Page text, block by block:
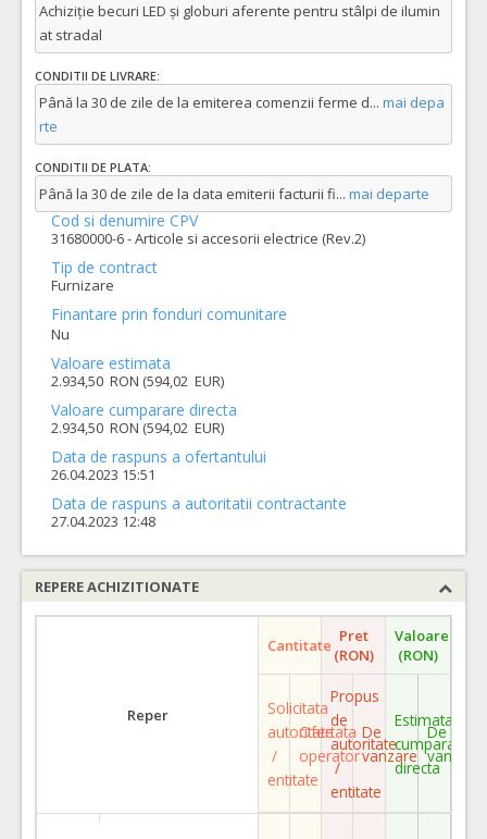
Achiziție becuri LED și globuri aferente pentru stâlpi de ilumin
at stradal
CONDITII DE LIVRARE:
Până la 30 de zile de la emiterea comenzii ferme d... mai depa
rte
CONDITII DE PLATA:
Până la 30 de zile de la data emiterii facturii fi... mai departe
Cod si denumire CPV
31680000-6 - Articole si accesorii electrice (Rev.2)
Tip de contract
Furnizare
Finantare prin fonduri comunitare
Nu
Valoare estimata
2.934,50 RON (594,02 EUR)
Valoare cumparare directa
2.934,50 RON (594,02 EUR)
Data de raspuns a ofertantului
26.04.2023 15:51
Data de raspuns a autoritatii contractante
27.04.2023 12:48
REPERE ACHIZITIONATE
Reper
Cantitate Pret
(RON)
Valoare
(RON)
Solicitata
autoritate
/
entitate
Ofertata
operator
Propus
de
autoritate
/
entitate
De
vanzare
Estimata
cumparare
directa
De
vanzare